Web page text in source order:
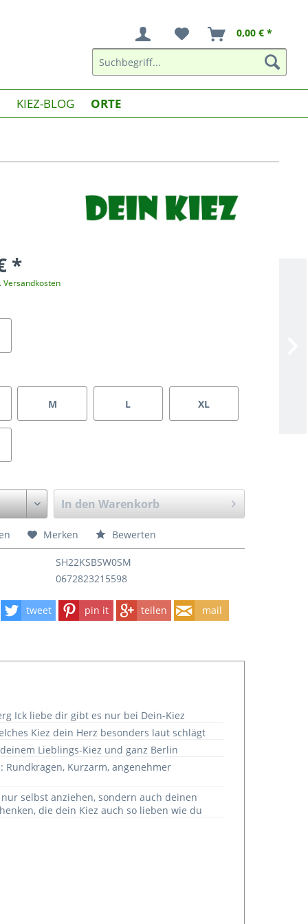
0,00 € *
KIEZ-BLOG ORTE
*
Versandkosten
M L XL
In den Warenkorb
Merken Bewerten
SH22KSBSW0SM
0672823215598
tweet pin it teilen mail
Ick liebe dir gibt es nur bei Dein-Kiez
Kiez dein Herz besonders laut schlägt
Lieblings-Kiez und ganz Berlin
Rundkragen, Kurzarm, angenehmer
selbst anziehen, sondern auch deinen
die dein Kiez auch so lieben wie du